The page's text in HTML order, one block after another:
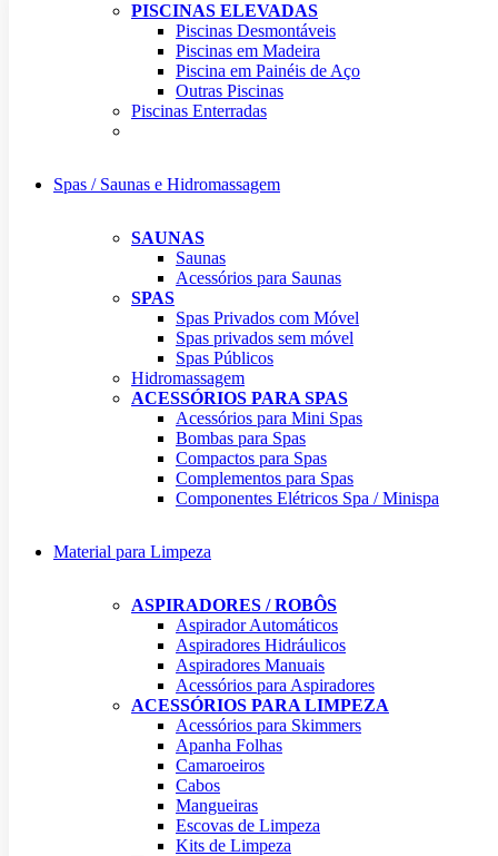
PISCINAS ELEVADAS
Piscinas Desmontáveis
Piscinas em Madeira
Piscina em Painéis de Aço
Outras Piscinas
Piscinas Enterradas
Spas / Saunas e Hidromassagem
SAUNAS
Saunas
Acessórios para Saunas
SPAS
Spas Privados com Móvel
Spas privados sem móvel
Spas Públicos
Hidromassagem
ACESSÓRIOS PARA SPAS
Acessórios para Mini Spas
Bombas para Spas
Compactos para Spas
Complementos para Spas
Componentes Elétricos Spa / Minispa
Material para Limpeza
ASPIRADORES / ROBÔS
Aspirador Automáticos
Aspiradores Hidráulicos
Aspiradores Manuais
Acessórios para Aspiradores
ACESSÓRIOS PARA LIMPEZA
Acessórios para Skimmers
Apanha Folhas
Camaroeiros
Cabos
Mangueiras
Escovas de Limpeza
Kits de Limpeza